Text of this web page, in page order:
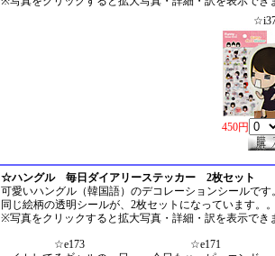
450円
☆ハングル 毎日ダイアリーステッカー 2枚セット
可愛いハングル（韓国語）のデコレーションシールです
同じ絵柄の透明シールが、2枚セットになっています。
※写真をクリックすると拡大写真・詳細・訳を表示でき
☆e173
☆e171